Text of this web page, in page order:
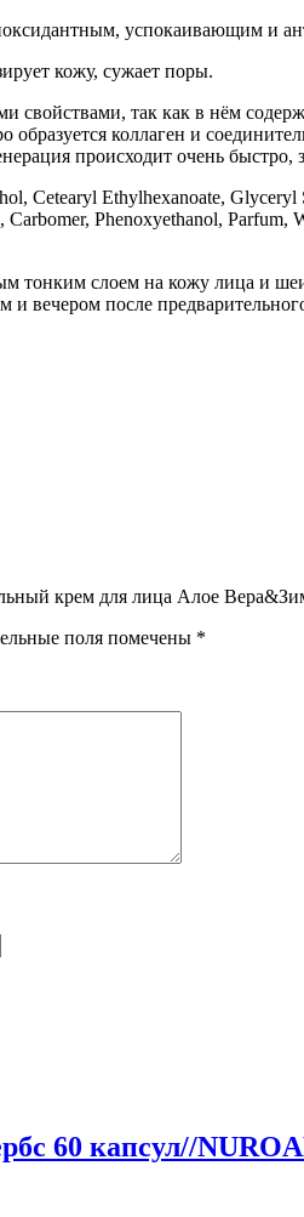
успокаивающим и
кожу, сужает поры.
свойствами, так как в нём
образуется коллаген и
происходит очень
Cetearyl Ethylhexanoate, Glyceryl
Phenoxyethanol,
тонким слоем на кожу лица и
и вечером после
крем для лица Алое
поля помечены *
60 капсул//